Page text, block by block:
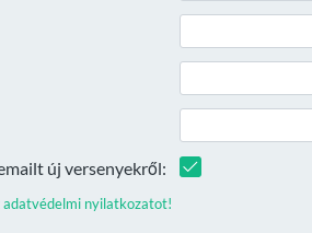
nyilatkozatot!
új versenyekről: